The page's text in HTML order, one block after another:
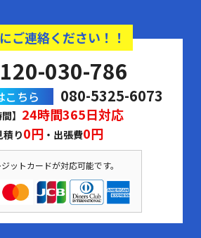
ご連絡ください！！
030-786
こちら 080-5325-6073
】 24時間365日対応
積り0円 ・出張費0円
ットカードが対応可能です。